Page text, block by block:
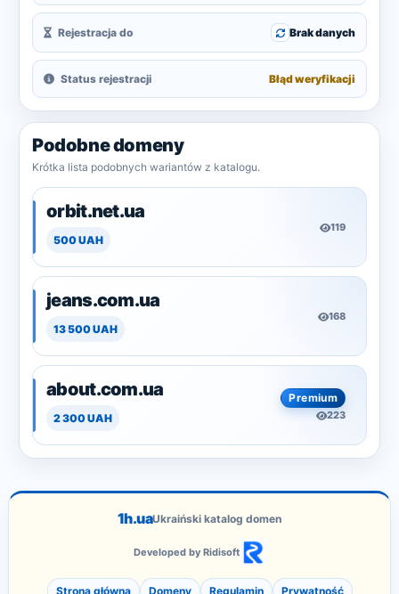
Rejestracja do Brak danych
Status rejestracji Błąd weryfikacji
Podobne domeny
Krótka lista podobnych wariantów z katalogu.
orbit.net.ua
500 UAH
119
jeans.com.ua
13 500 UAH
168
about.com.ua
2 300 UAH
Premium
223
1h.uaUkraiński katalog domen
Developed by Ridisoft
Strona główna Domeny Regulamin Prywatność